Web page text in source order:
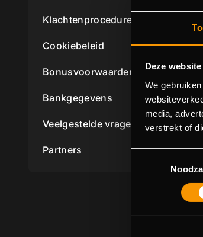
Deze
We
media,
verstrekt of
Klachtenprocedure
Cookiebeleid
Bonusvoorwaarden
Bankgegevens
Veelgestelde vragen
Partners